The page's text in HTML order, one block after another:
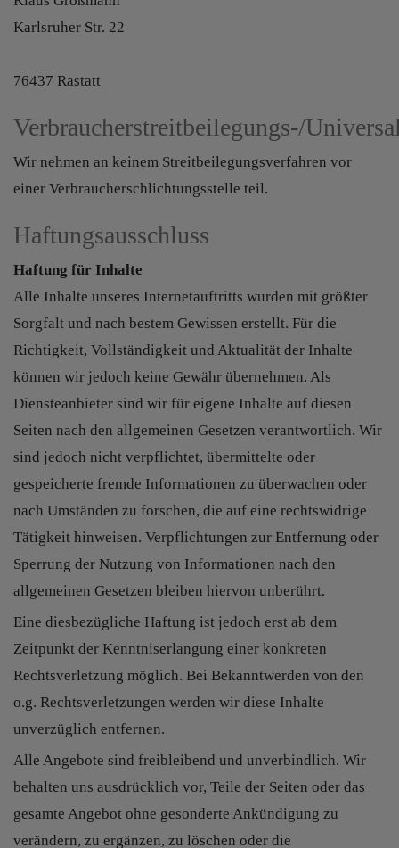
Karlsruher Str. 22
76437 Rastatt
Verbraucherstreitbeilegungs-/
Wir nehmen an keinem Streitbeilegungsverfahren vor
einer Verbraucherschlichtungsstelle teil.
Haftungsausschluss
Haftung für Inhalte
Alle Inhalte unseres Internetauftritts wurden mit größter
Sorgfalt und nach bestem Gewissen erstellt. Für die
Richtigkeit, Vollständigkeit und Aktualität der Inhalte
können wir jedoch keine Gewähr übernehmen. Als
Diensteanbieter sind wir für eigene Inhalte auf diesen
Seiten nach den allgemeinen Gesetzen verantwortlich. Wir
sind jedoch nicht verpflichtet, übermittelte oder
gespeicherte fremde Informationen zu überwachen oder
nach Umständen zu forschen, die auf eine rechtswidrige
Tätigkeit hinweisen. Verpflichtungen zur Entfernung oder
Sperrung der Nutzung von Informationen nach den
allgemeinen Gesetzen bleiben hiervon unberührt.
Eine diesbezügliche Haftung ist jedoch erst ab dem
Zeitpunkt der Kenntniserlangung einer konkreten
Rechtsverletzung möglich. Bei Bekanntwerden von den
o.g. Rechtsverletzungen werden wir diese Inhalte
unverzüglich entfernen.
Alle Angebote sind freibleibend und unverbindlich. Wir
behalten uns ausdrücklich vor, Teile der Seiten oder das
gesamte Angebot ohne gesonderte Ankündigung zu
verändern, zu ergänzen, zu löschen oder die